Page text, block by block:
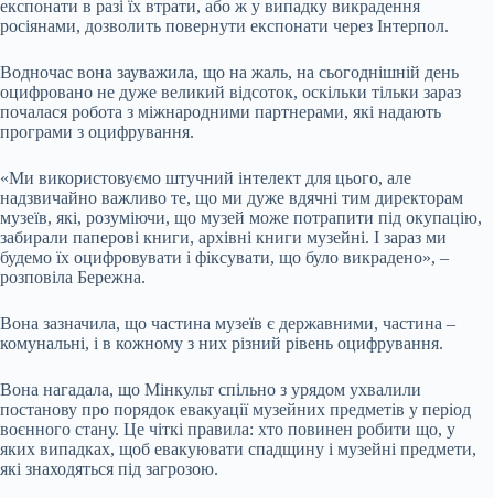
експонати в разі їх втрати, або ж у випадку викрадення
росіянами, дозволить повернути експонати через Інтерпол.
Водночас вона зауважила, що на жаль, на сьогоднішній день
оцифровано не дуже великий відсоток, оскільки тільки зараз
почалася робота з міжнародними партнерами, які надають
програми з оцифрування.
«Ми використовуємо штучний інтелект для цього, але
надзвичайно важливо те, що ми дуже вдячні тим директорам
музеїв, які, розуміючи, що музей може потрапити під окупацію,
забирали паперові книги, архівні книги музейні. І зараз ми
будемо їх оцифровувати і фіксувати, що було викрадено», –
розповіла Бережна.
Вона зазначила, що частина музеїв є державними, частина –
комунальні, і в кожному з них різний рівень оцифрування.
Вона нагадала, що Мінкульт спільно з урядом ухвалили
постанову про порядок евакуації музейних предметів у період
воєнного стану. Це чіткі правила: хто повинен робити що, у
яких випадках, щоб евакуювати спадщину і музейні предмети,
які знаходяться під загрозою.